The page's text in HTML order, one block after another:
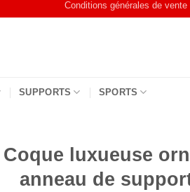
Conditions générales de vente
SUPPORTS SPORTS
Coque luxueuse
anneau de